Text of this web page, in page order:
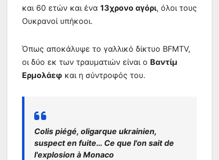
και 60 ετών και ένα 13χρονο αγόρι, όλοι τους
Ουκρανοί υπήκοοι.
Όπως αποκάλυψε το γαλλικό δίκτυο BFMTV,
οι δύο εκ των τραυματιών είναι ο Βαντίμ
Ερμολάεφ και η σύντροφός του.
Colis piégé, oligarque ukrainien,
suspect en fuite… Ce que l'on sait de
l'explosion à Monaco